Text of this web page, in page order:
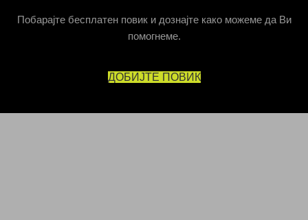
Побарајте бесплатен повик и дознајте како можеме да Ви
помогнеме.
ДОБИЈТЕ ПОВИК